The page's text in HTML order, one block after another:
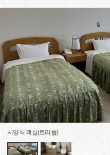
서양식 객실(트리플)